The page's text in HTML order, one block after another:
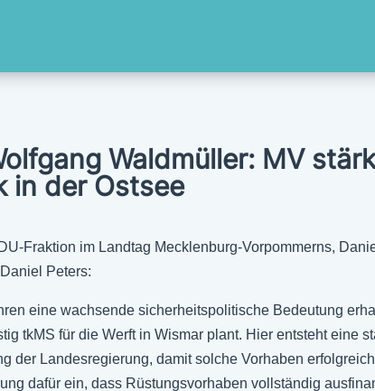
Waldmüller: MV
in der Ostsee
Fraktion im Landtag Mecklenburg-Vorpommerns,
Peters:
eine wachsende sicherheitspolitische Bedeutung
tkMS für die Werft in Wismar plant. Hier entsteht eine
der Landesregierung, damit solche Vorhaben
dafür ein, dass Rüstungsvorhaben vollständig